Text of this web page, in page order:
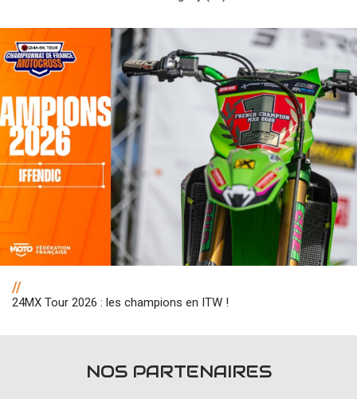
//
24MX Tour 2026 : les champions en ITW !
NOS PARTENAIRES